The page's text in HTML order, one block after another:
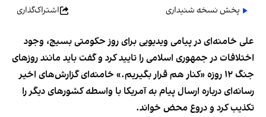
پخش نسخه شنیداری اشتراک‌گذاری
علی خامنه‌ای در پیامی ویدیویی برای روز حکومتی بسیج، وجود
اختلافات در جمهوری اسلامی را تایید کرد و گفت باید مانند روزهای
جنگ ۱۲ روزه «کنار هم قرار بگیریم.» خامنه‌ای گزارش‌های اخیر
رسانه‌ای درباره ارسال پیام به آمریکا با واسطه کشورهای دیگر را
تکذیب کرد و دروع محض خواند.